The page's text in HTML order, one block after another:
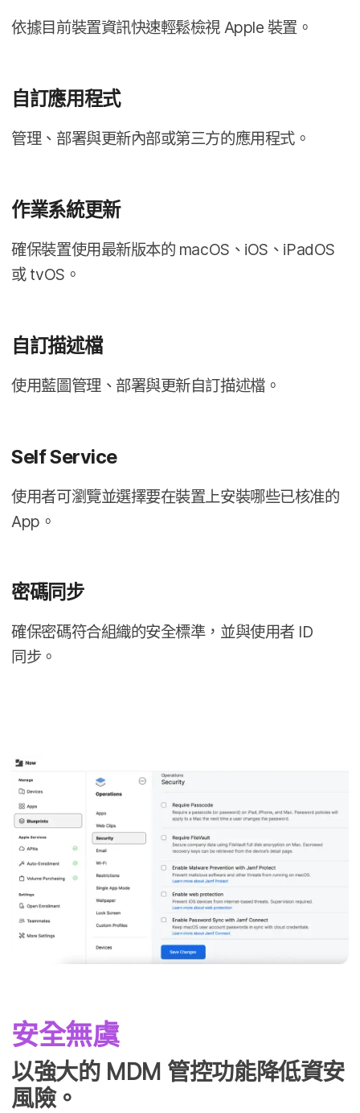
依據​目前​裝置​資訊​快速輕鬆​檢視 Apple 裝置。
自訂​應​用​程式
管理、​部署​與​更​新​內部​或​第三方​的​應用​程式。
作業​系統​更​新
確​保​裝置​使用​最​新​版本​的 macOS 、 iOS 、 iPadOS
或tvOS 。
自訂​描述​檔
使用​藍圖​管理、​部署​與​更新​自訂​描述檔。
Self Service
使用​者​可​瀏覽​並​選擇要​在​裝置​上​安裝​哪些​已​核准​的
App 。
密​碼同步
確​保​密​碼符合​組織​的​安全​標準，​並​與​使用​者ID
同步。
安全​無虞
以​強大​的MDM 管控功​能​降​低​資安​
風險。